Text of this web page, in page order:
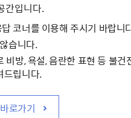
간입니다.
코너를 이용해 주시기 바랍니
습니다.
방, 욕설, 음란한 표현 등 불
드립니다.
로가기